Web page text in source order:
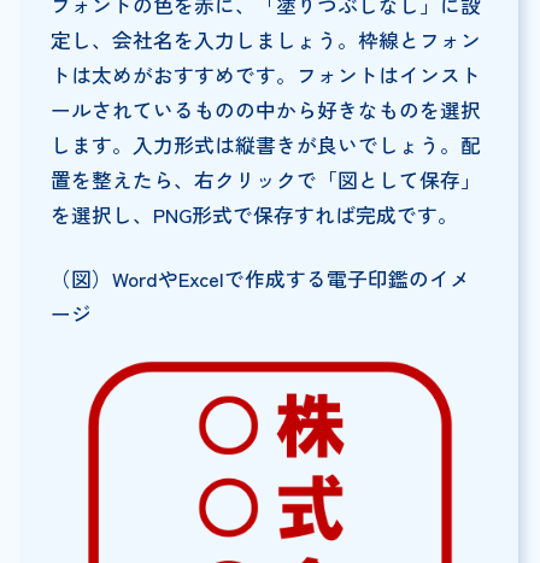
定し、会社名を入力しましょう。枠線とフォン
トは太めがおすすめです。フォントはインスト
ールされているものの中から好きなものを選択
します。入力形式は縦書きが良いでしょう。配
置を整えたら、右クリックで「図として保存」
を選択し、PNG形式で保存すれば完成です。
（図）WordやExcelで作成する電子印鑑のイメ
ージ